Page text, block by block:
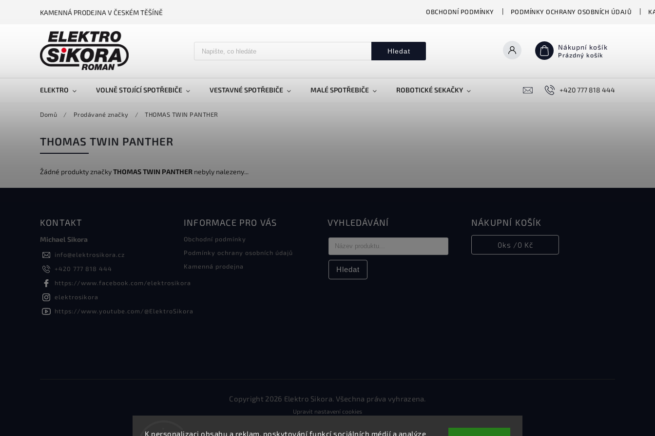
K personalizaci obsahu a reklam, poskytování funkcí sociálních médií a analýze
KAMENNÁ PRODEJNA V ČESKÉM TĚŠÍNĚ OBCHODNÍ PODMÍNKY PODMÍNKY OCHRANY OSOBNÍCH ÚDAJŮ
Hledat Nákupní košík
Prázdný košík
ELEKTRO VOLNĚ STOJÍCÍ SPOTŘEBIČE VESTAVNÉ SPOTŘEBIČE MALÉ SPOTŘEBIČE ROBOTICKÉ SEKAČKY PŘEKLADAČE VASCO BIONICKÉ MOPY
+420 777 818 444
Domů / Prodávané značky / THOMAS TWIN PANTHER
THOMAS TWIN PANTHER
Žádné produkty značkyTHOMAS TWIN PANTHER nebyly nalezeny...
KONTAKT
Michael Sikora
info@elektrosikora.cz
+420 777 818 444
https://www.facebook.com/elektrosikora
elektrosikora
https://www.youtube.com/@ElektroSikora
INFORMACE PRO VÁS
Obchodní podmínky
Podmínky ochrany osobních údajů
Kamenná prodejna
VYHLEDÁVÁNÍ
Hledat
NÁKUPNÍ KOŠÍK
0ks /0 Kč
Copyright 2026 Elektro Sikora. Všechna práva vyhrazena.
Upravit nastavení cookies